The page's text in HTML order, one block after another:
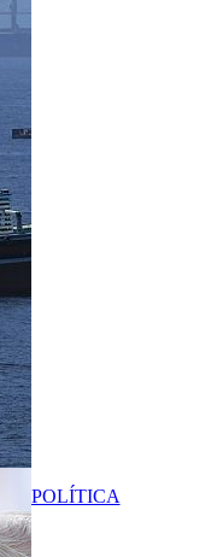
POLÍTICA